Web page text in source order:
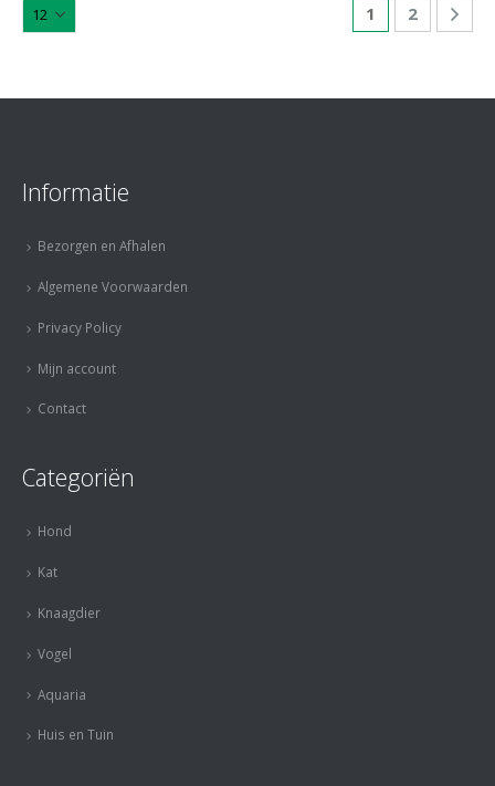
1 2
Informatie
Bezorgen en Afhalen
Algemene Voorwaarden
Privacy Policy
Mijn account
Contact
Categoriën
Hond
Kat
Knaagdier
Vogel
Aquaria
Huis en Tuin